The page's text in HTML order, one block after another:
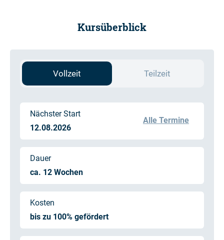
Kursüberblick
Vollzeit Teilzeit
Nächster Start
12.08.2026
Alle Termine
Dauer
ca. 12 Wochen
Kosten
bis zu 100% gefördert